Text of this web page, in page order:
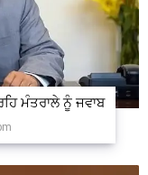
ਮੰਤਰਾਲੇ ਨੂੰ ਜਵਾਬ